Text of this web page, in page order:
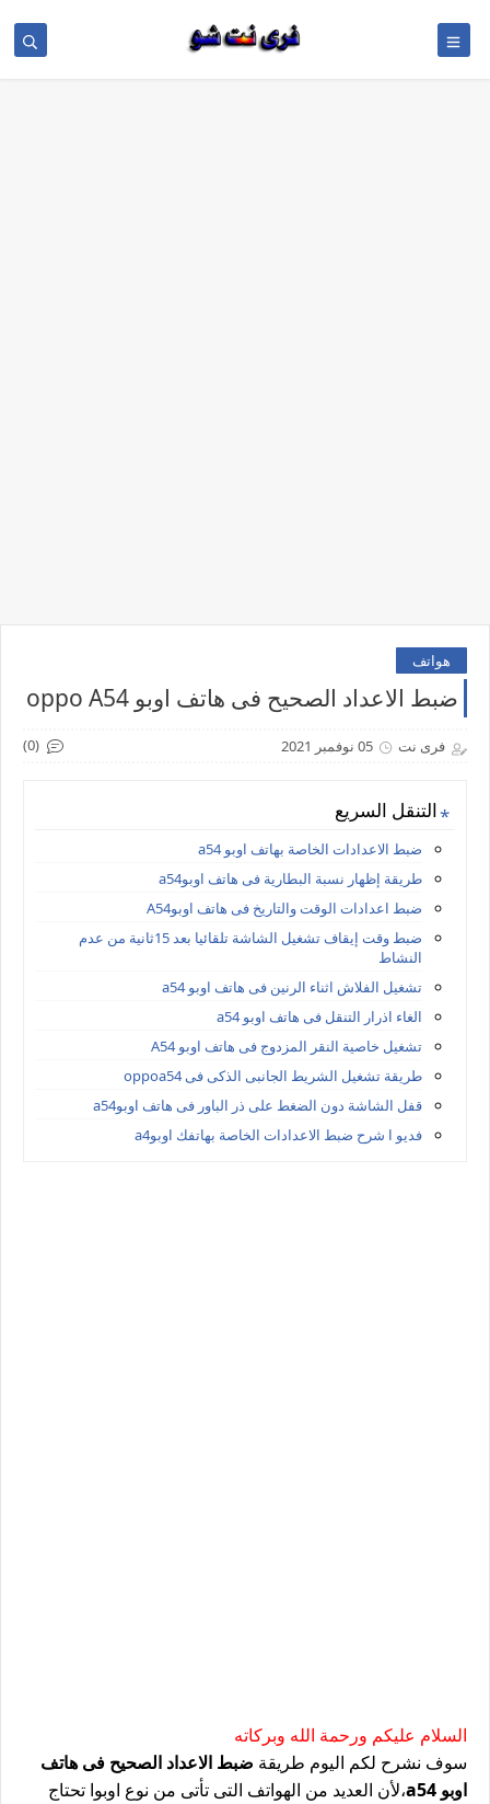
هواتف
ضبط الاعداد الصحيح فى هاتف اوبو oppo A54
فرى نت 05 نوفمبر 2021 (0)
التنقل السريع
ضبط الاعدادات الخاصة بهاتف اوبو a54
طريقة إظهار نسبة البطارية فى هاتف اوبوa54
ضبط اعدادات الوقت والتاريخ فى هاتف اوبوA54
ضبط وقت إيقاف تشغيل الشاشة تلقائيا بعد 15ثانية من عدم
النشاط
تشغيل الفلاش اثناء الرنين فى هاتف اوبو a54
الغاء اذرار التنقل فى هاتف اوبو a54
تشغيل خاصية النقر المزدوج فى هاتف اوبو A54
طريقة تشغيل الشريط الجانبى الذكى فى oppoa54
قفل الشاشة دون الضغط على ذر الباور فى هاتف اوبوa54
فديو ا شرح ضبط الاعدادات الخاصة بهاتفك اوبوa4
السلام عليكم ورحمة الله وبركاته
سوف نشرح لكم اليوم طريقة ضبط الاعداد الصحيح فى هاتف
اوبو a54
،لأن العديد من الهواتف التى تأتى من نوع اوبوا تحتاج